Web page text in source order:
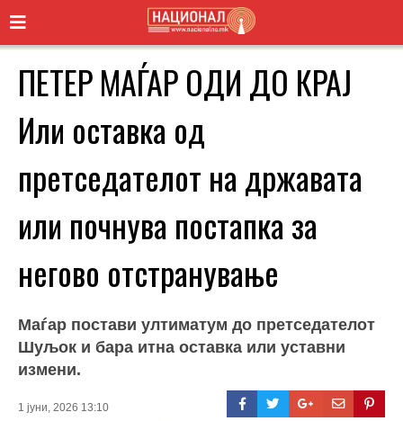
ПЕТЕР МАЃАР ОДИ ДО КРАЈ
Или оставка од
претседателот на државата
или почнува постапка за
негово отстранување
Маѓар постави ултиматум до претседателот
Шуљок и бара итна оставка или уставни
измени.
1 јуни, 2026 13:10